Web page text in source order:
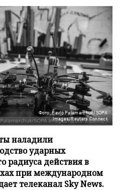
Фото: Pavlo Palamarchuk/SOPA
Images/Reuters Connect
наладили
ударных
радиуса действия в
при международном
телеканал Sky News.